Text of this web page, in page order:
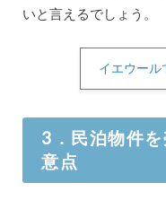
いと言えるでしょう。
イエウール
3．民泊物件
意点